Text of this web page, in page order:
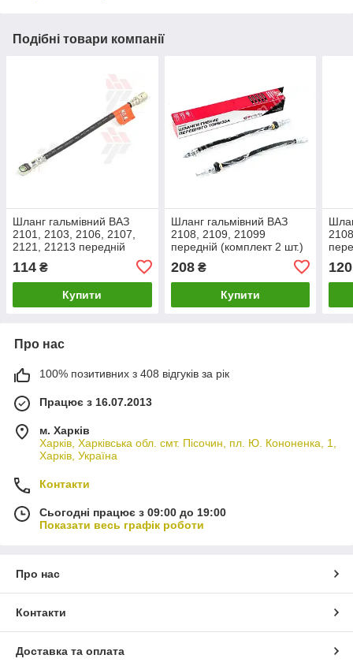
Подібні товари компанії
Шланг гальмівний ВАЗ
2101, 2103, 2106, 2107,
2121, 21213 передній
Premium)
114 ₴
Купити
Шланг гальмівний ВАЗ
2108, 2109, 21099
передній (комплект 2 шт.)
208₴
Купити
120
Про нас
100% позитивних з 408 відгуків за рік
Працює з 16.07.2013
м. Харків
Харків, Харківська обл. смт. Пісочин, пл. Ю. Кононенка, 1,
Харків, Україна
Контакти
Сьогодні працює з 09:00 до 19:00
Показати весь графік роботи
Про нас
Контакти
Доставка та оплата